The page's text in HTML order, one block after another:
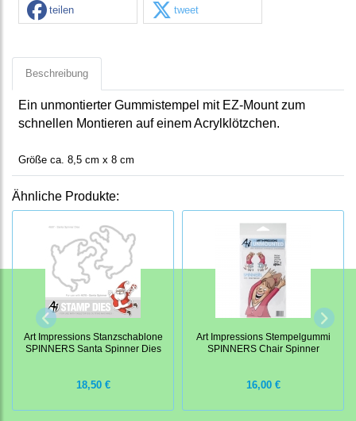
teilen tweet
Beschreibung
Ein unmontierter Gummistempel mit EZ-Mount zum
schnellen Montieren auf einem Acrylklötzchen.
Größe ca. 8,5 cm x 8 cm
Ähnliche Produkte:
Art Impressions Stanzschablone
SPINNERS Santa Spinner Dies
18,50 €
Art Impressions Stempelgummi
SPINNERS Chair Spinner
16,00 €